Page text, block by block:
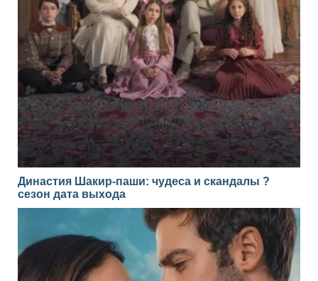
Династия Шакир-паши: чудеса и скандалы ?
сезон дата выхода